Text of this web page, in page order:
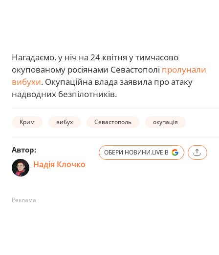
Нагадаємо, у ніч на 24 квітня у тимчасово
окупованому росіянами Севастополі пролунали
вибухи. Окупаційна влада заявила про атаку
надводних безпілотників.
Крим вибух Севастополь окупація
Автор:
Надія Клочко
ОБЕРИ НОВИНИ.LIVE В
Реклама